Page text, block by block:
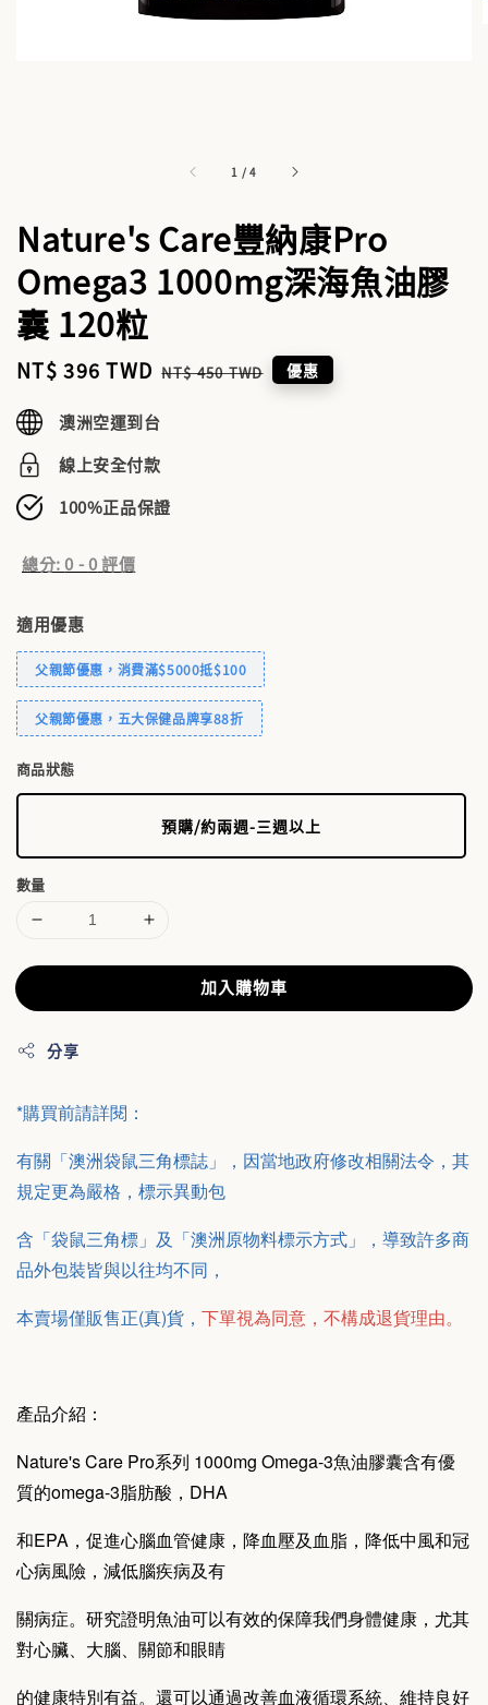
1 /4
Nature's Care豐納康Pro
Omega3 1000mg深海魚油膠
囊 120粒
Sale
NT$ 396 TWD Regular
NT$ 450 TWD 優惠
澳洲空運到台
線上安全付款
100%正品保證
總分:0 -0評價
適用優惠
父親節優惠，消費滿$5000抵$100
父親節優惠，五大保健品牌享88折
商品狀態
預購/約兩週-三週以上
數量
加入購物車
分享
*購買前請詳閱：
有關「澳洲袋鼠三角標誌」，因當地政府修改相關法令，其
規定更為嚴格，標示異動包
含「袋鼠三角標」及「澳洲原物料標示方式」，導致許多商
品外包裝皆與以往均不同，
本賣場僅販售正(真)貨， 下單視為同意，不構成退貨理由。
產品介紹：
Nature's Care Pro系列 1000mg Omega-3魚油膠囊含有優
質的omega-3脂肪酸，DHA
和EPA，促進心腦血管健康，降血壓及血脂，降低中風和冠
心病風險，減低腦疾病及有
關病症。研究證明魚油可以有效的保障我們身體健康，尤其
對心臟、大腦、關節和眼睛
的健康特別有益。還可以通過改善血液循環系統、維持良好